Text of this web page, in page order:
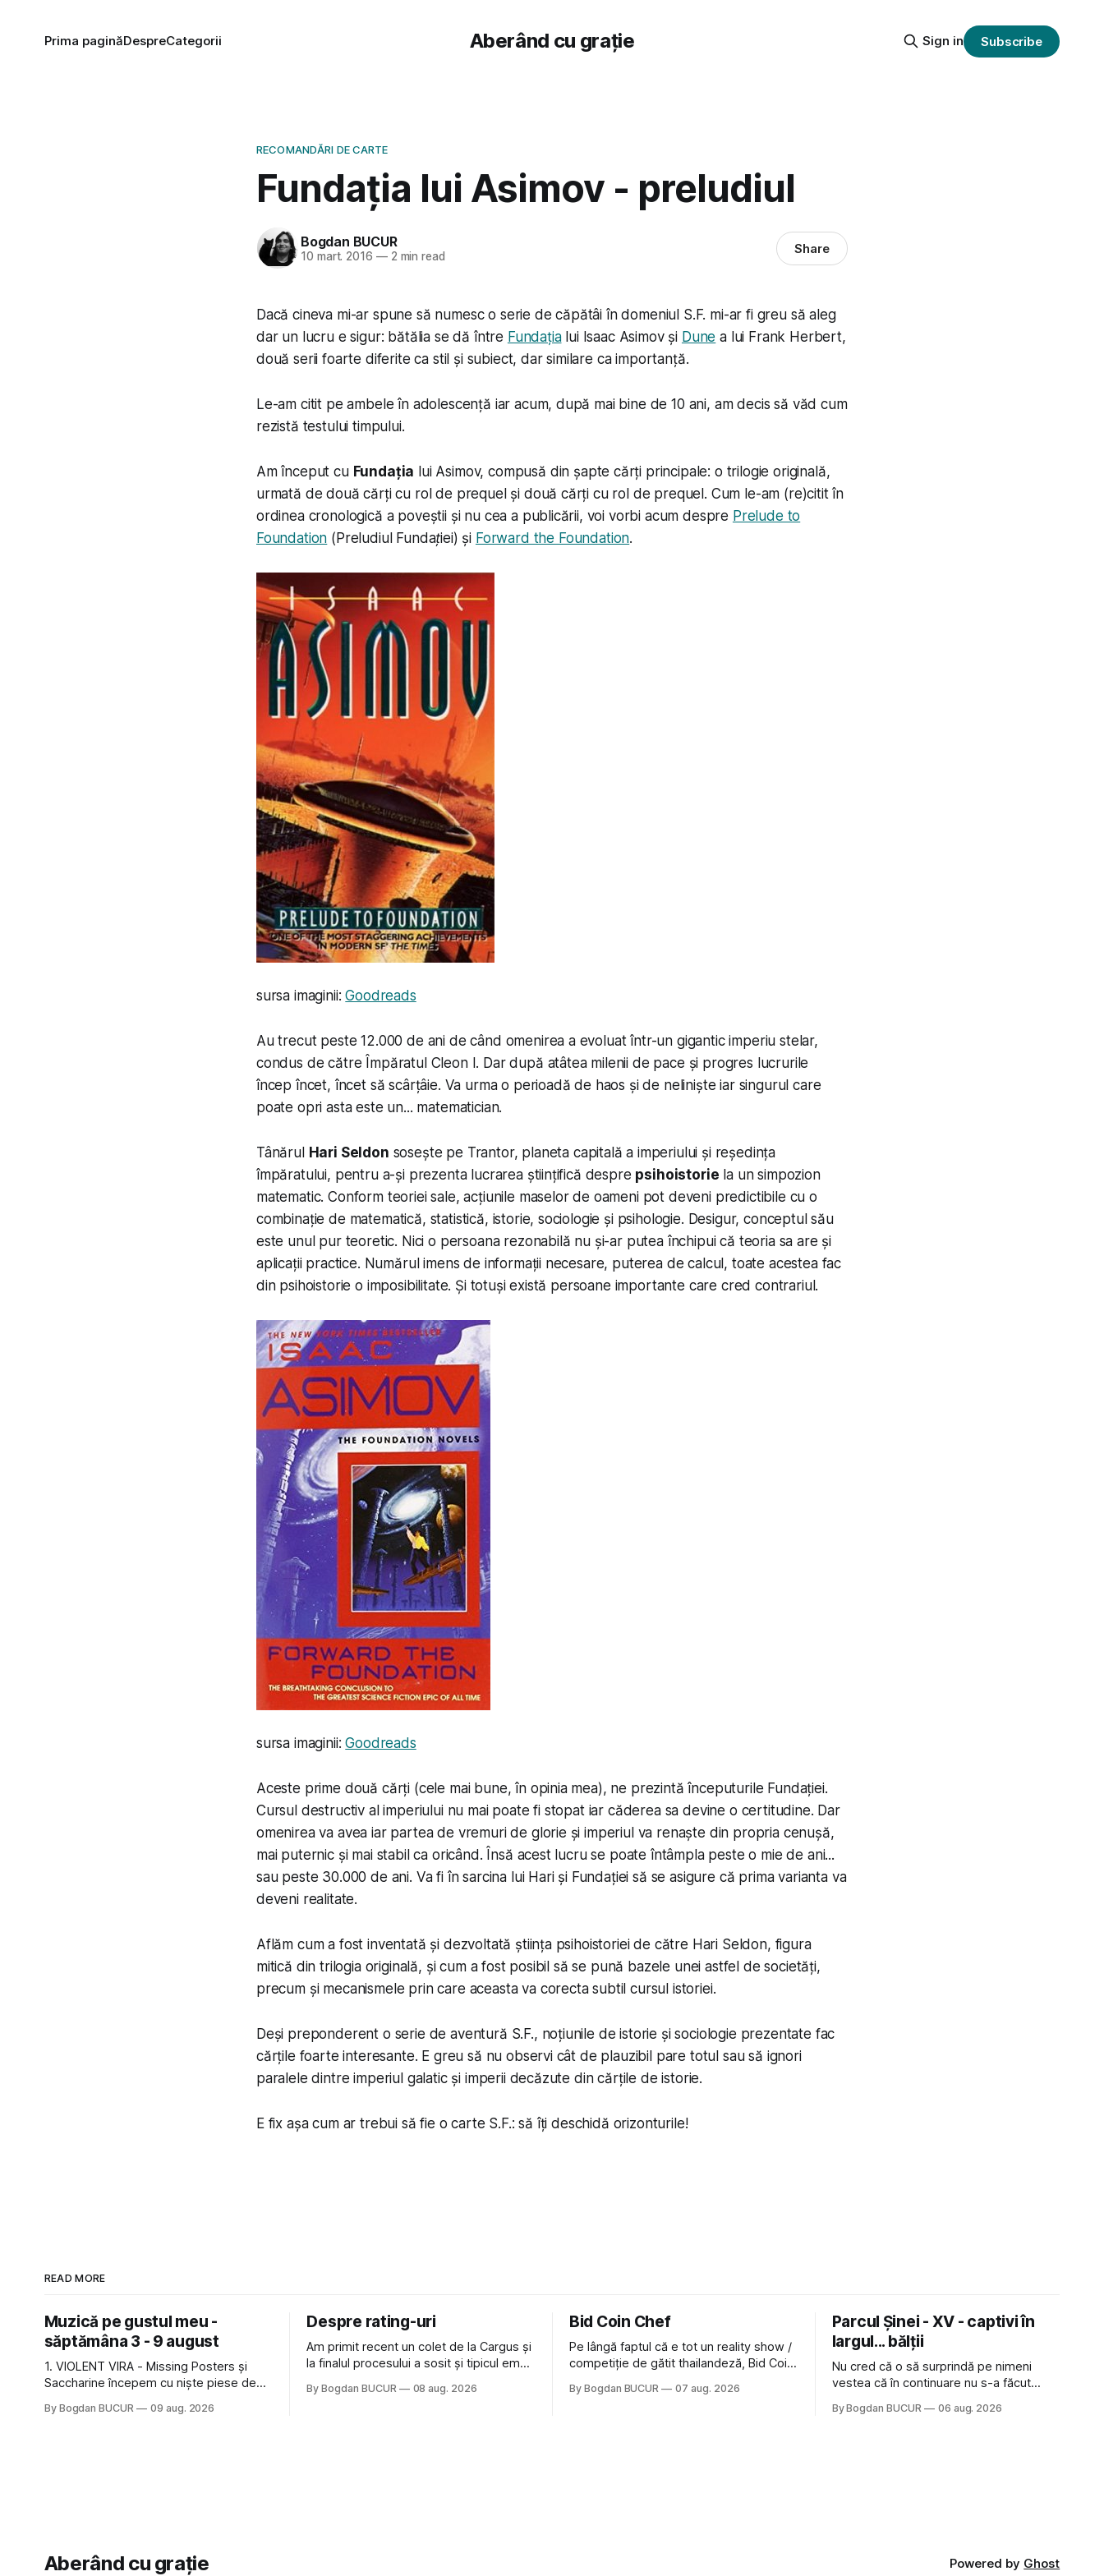
Aberând cu grație
Prima paginăDespreCategorii Sign in Subscribe
RECOMANDĂRI DE CARTE
Fundația lui Asimov - preludiul
Bogdan BUCUR
10 mart. 2016 —2 min read Share
Dacă cineva mi-ar spune să numesc o serie de căpătâi în domeniul S.F. mi-ar fi greu să aleg
dar un lucru e sigur: bătălia se dă între Fundațialui Isaac Asimov și Dune a lui Frank Herbert,
două serii foarte diferite ca stil și subiect, dar similare ca importanță.
Le-am citit pe ambele în adolescență iar acum, după mai bine de 10 ani, am decis să văd cum
rezistă testului timpului.
Am început cu Fundația lui Asimov, compusă din șapte cărți principale: o trilogie originală,
urmată de două cărți cu rol de prequel și două cărți cu rol de prequel. Cum le-am (re)citit în
ordinea cronologică a poveștii și nu cea a publicării, voi vorbi acum despre Prelude to
Foundation ( Preludiul Fundației) și Forward the Foundation.
sursa imaginii:Goodreads
Au trecut peste 12.000 de ani de când omenirea a evoluat într-un gigantic imperiu stelar,
condus de către Împăratul Cleon I. Dar după atâtea milenii de pace și progres lucrurile
încep încet, încet să scârțâie. Va urma o perioadă de haos și de neliniște iar singurul care
poate opri asta este un... matematician.
Tânărul Hari Seldon sosește pe Trantor, planeta capitală a imperiului și reședința
împăratului, pentru a-și prezenta lucrarea științifică despre psihoistorie la un simpozion
matematic. Conform teoriei sale, acțiunile maselor de oameni pot deveni predictibile cu o
combinație de matematică, statistică, istorie, sociologie și psihologie. Desigur, conceptul său
este unul pur teoretic. Nici o persoana rezonabilă nu și-ar putea închipui că teoria sa are și
aplicații practice. Numărul imens de informații necesare, puterea de calcul, toate acestea fac
din psihoistorie o imposibilitate. Și totuși există persoane importante care cred contrariul.
sursa imaginii:Goodreads
Aceste prime două cărți (cele mai bune, în opinia mea), ne prezintă începuturile Fundației.
Cursul destructiv al imperiului nu mai poate fi stopat iar căderea sa devine o certitudine. Dar
omenirea va avea iar partea de vremuri de glorie și imperiul va renaște din propria cenușă,
mai puternic și mai stabil ca oricând. Însă acest lucru se poate întâmpla peste o mie de ani...
sau peste 30.000 de ani. Va fi în sarcina lui Hari și Fundației să se asigure că prima varianta va
deveni realitate.
Aflăm cum a fost inventată și dezvoltată știința psihoistoriei de către Hari Seldon, figura
mitică din trilogia originală, și cum a fost posibil să se pună bazele unei astfel de societăți,
precum și mecanismele prin care aceasta va corecta subtil cursul istoriei.
Deși preponderent o serie de aventură S.F., noțiunile de istorie și sociologie prezentate fac
cărțile foarte interesante. E greu să nu observi cât de plauzibil pare totul sau să ignori
paralele dintre imperiul galatic și imperii decăzute din cărțile de istorie.
E fix așa cum ar trebui să fie o carte S.F.: să îți deschidă orizonturile!
READ MORE
Muzică pe gustul meu -
săptămâna 3 - 9 august
1. VIOLENT VIRA - Missing Posters și
Saccharine începem cu niște piese de
americancă de origine mexicană cu o
By Bogdan BUCUR 09 aug. 2026
Despre rating-uri
Am primit recent un colet de la Cargus și
la finalul procesului a sosit și tipicul email
de a lăsa o recenzie. Cum sunt adeptul
By Bogdan BUCUR 08 aug. 2026
Bid Coin Chef
Pe lângă faptul că e tot un reality show /
competiție de gătit thailandeză, Bid Coin
Restaurant War Street King Thailand: și
By Bogdan BUCUR 07 aug. 2026
Parcul Șinei - XV - captivi în
largul... bălții
Nu cred că o să surprindă pe nimeni
vestea că în continuare nu s-a făcut
afară de faptul că potăile apărute acolo
By Bogdan BUCUR 06 aug. 2026
Aberând cu grație Powered by Ghost